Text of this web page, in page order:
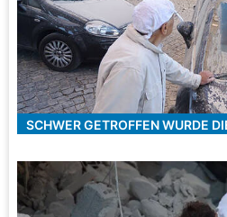
SCHWER GETROFFEN WURDE